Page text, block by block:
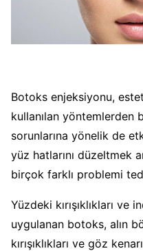
Botoks enjeksiyonu,
kullanılan yöntemlerden
sorunlarına yönelik de
yüz hatlarını düzeltmek
birçok farklı problemi
Yüzdeki kırışıklıkları
uygulanan botoks, alın
kırışıklıkları ve göz